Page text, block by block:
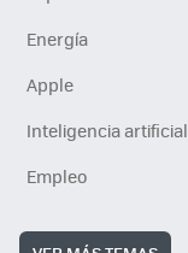
Energía
Apple
Inteligencia artificial
Empleo